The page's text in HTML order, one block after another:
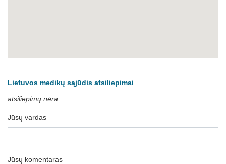
Lietuvos medikų sąjūdis atsiliepimai
atsiliepimų nėra
Jūsų vardas
Jūsų komentaras